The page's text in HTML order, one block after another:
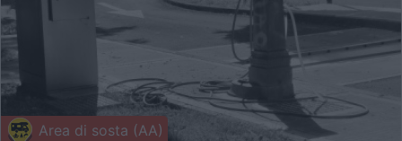
Area di sosta (AA)